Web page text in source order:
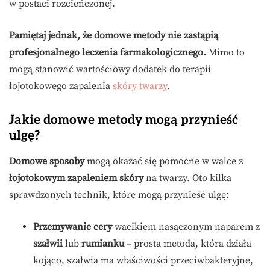
w postaci rozcieńczonej.
Pamiętaj jednak, że domowe metody nie zastąpią
profesjonalnego leczenia farmakologicznego. Mimo to
mogą stanowić wartościowy dodatek do terapii
łojotokowego zapalenia skóry twarzy.
Jakie domowe metody mogą przynieść
ulgę?
Domowe sposobymogą okazać się pomocne w walce z
łojotokowym zapaleniem skóryna twarzy. Oto kilka
sprawdzonych technik, które mogą przynieść ulgę:
Przemywanie cerywacikiem nasączonym naparem z
szałwii lub rumianku– prosta metoda, która działa
kojąco, szałwia ma właściwości przeciwbakteryjne,